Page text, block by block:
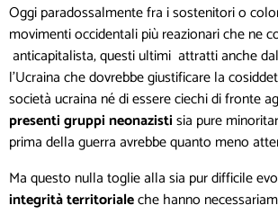
Oggi paradossalmente fra i sostenitori o
movimenti occidentali più reazionari che ne
anticapitalista, questi ultimi attratti anche
l’Ucraina che dovrebbe giustificare la
società ucraina né di essere ciechi di fronte
presenti gruppi neonazistisia pure
prima della guerra avrebbe quanto meno
Ma questo nulla toglie alla sia pur difficile
integrità territorialeche hanno